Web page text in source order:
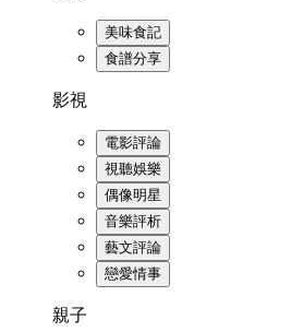
美味食記
食譜分享
影視
電影評論
視聽娛樂
偶像明星
音樂評析
藝文評論
戀愛情事
親子